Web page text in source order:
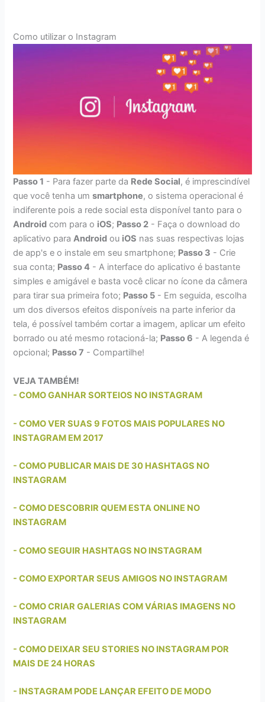
Como utilizar o Instagram
Passo 1 - Para fazer parte da Rede Social, é imprescindível
que você tenha umsmartphone, o sistema operacional é
indiferente pois a rede social esta disponível tanto para o
Android com para o iOS; Passo 2 - Faça o download do
aplicativo paraAndroid ou iOS nas suas respectivas lojas
de app's e o instale em seu smartphone; Passo 3 - Crie
sua conta; Passo 4 - A interface do aplicativo é bastante
simples e amigável e basta você clicar no ícone da câmera
para tirar sua primeira foto; Passo 5 - Em seguida, escolha
um dos diversos efeitos disponíveis na parte inferior da
tela, é possível também cortar a imagem, aplicar um efeito
borrado ou até mesmo rotacioná-la; Passo 6 - A legenda é
opcional; Passo 7 - Compartilhe!
VEJA TAMBÉM!
- COMO GANHAR SORTEIOS NO INSTAGRAM
- COMO VER SUAS 9 FOTOS MAIS POPULARES NO
INSTAGRAM EM 2017
- COMO PUBLICAR MAIS DE 30 HASHTAGS NO
INSTAGRAM
- COMO DESCOBRIR QUEM ESTA ONLINE NO
INSTAGRAM
- COMO SEGUIR HASHTAGS NO INSTAGRAM
- COMO EXPORTAR SEUS AMIGOS NO INSTAGRAM
- COMO CRIAR GALERIAS COM VÁRIAS IMAGENS NO
INSTAGRAM
- COMO DEIXAR SEU STORIES NO INSTAGRAM POR
MAIS DE 24 HORAS
- INSTAGRAM PODE LANÇAR EFEITO DE MODO